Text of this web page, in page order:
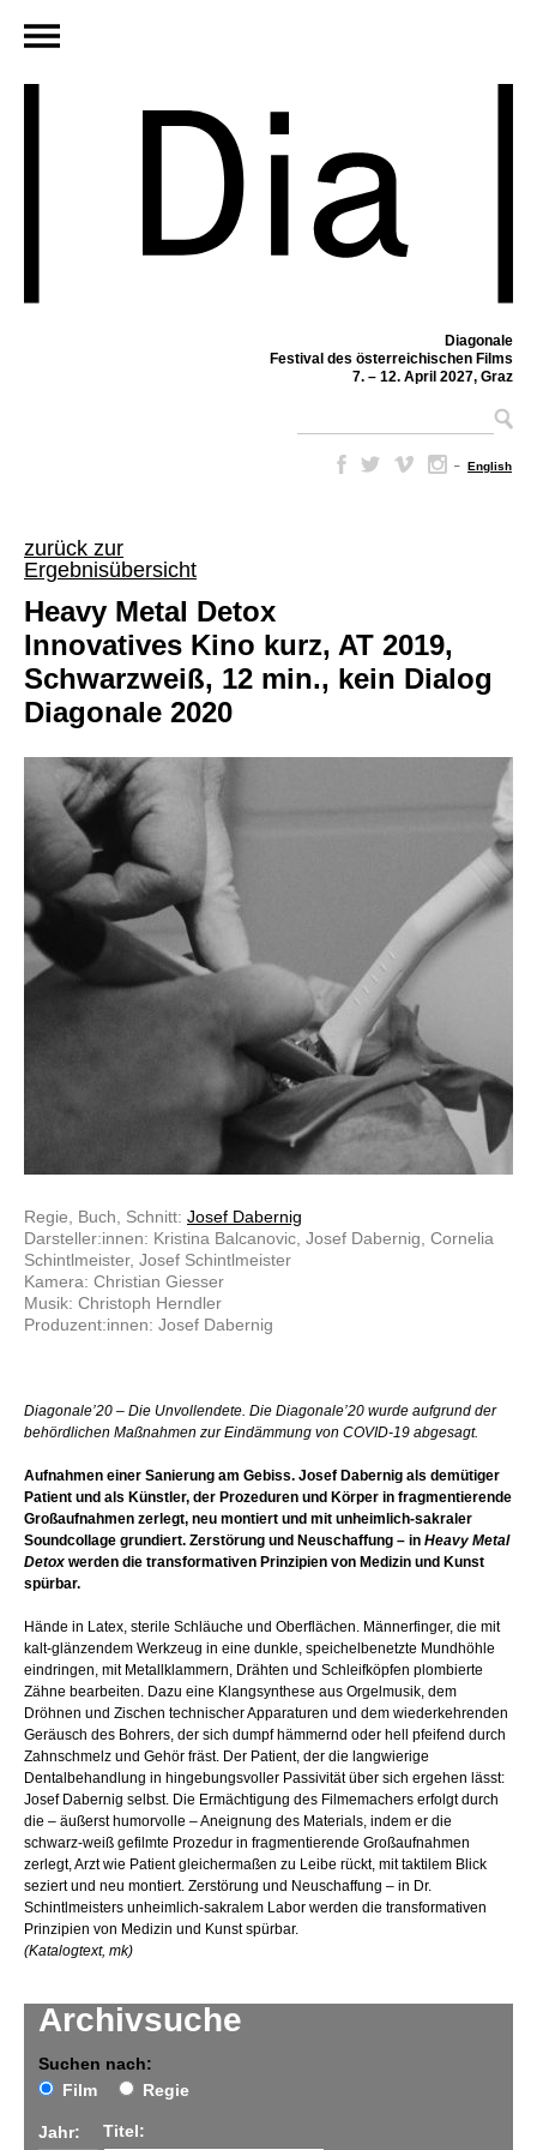
Diagonale
Festival des österreichischen Films
7. – 12. April 2027, Graz
– English
zurück zur
Ergebnisübersicht
Archivsuche
Suchen nach:
Film
Regie
Jahr: Titel:
Heavy Metal Detox
Innovatives Kino kurz, AT 2019,
Schwarzweiß, 12 min., kein Dialog
Diagonale 2020
Regie, Buch, Schnitt: Josef Dabernig
Darsteller:innen: Kristina Balcanovic, Josef Dabernig, Cornelia
Schintlmeister, Josef Schintlmeister
Kamera: Christian Giesser
Musik: Christoph Herndler
Produzent:innen: Josef Dabernig
Diagonale’20 – Die Unvollendete. Die Diagonale’20 wurde aufgrund der
behördlichen Maßnahmen zur Eindämmung von COVID-19 abgesagt.
Aufnahmen einer Sanierung am Gebiss. Josef Dabernig als demütiger
Patient und als Künstler, der Prozeduren und Körper in fragmentierende
Großaufnahmen zerlegt, neu montiert und mit unheimlich-sakraler
Soundcollage grundiert. Zerstörung und Neuschaffung – in Heavy Metal
Detox werden die transformativen Prinzipien von Medizin und Kunst
spürbar.
Hände in Latex, sterile Schläuche und Oberflächen. Männerfinger, die mit
kalt-glänzendem Werkzeug in eine dunkle, speichelbenetzte Mundhöhle
eindringen, mit Metallklammern, Drähten und Schleifköpfen plombierte
Zähne bearbeiten. Dazu eine Klangsynthese aus Orgelmusik, dem
Dröhnen und Zischen technischer Apparaturen und dem wiederkehrenden
Geräusch des Bohrers, der sich dumpf hämmernd oder hell pfeifend durch
Zahnschmelz und Gehör fräst. Der Patient, der die langwierige
Dentalbehandlung in hingebungsvoller Passivität über sich ergehen lässt:
Josef Dabernig selbst. Die Ermächtigung des Filmemachers erfolgt durch
die – äußerst humorvolle – Aneignung des Materials, indem er die
schwarz-weiß gefilmte Prozedur in fragmentierende Großaufnahmen
zerlegt, Arzt wie Patient gleichermaßen zu Leibe rückt, mit taktilem Blick
seziert und neu montiert. Zerstörung und Neuschaffung – in Dr.
Schintlmeisters unheimlich-sakralem Labor werden die transformativen
Prinzipien von Medizin und Kunst spürbar.
(Katalogtext, mk)